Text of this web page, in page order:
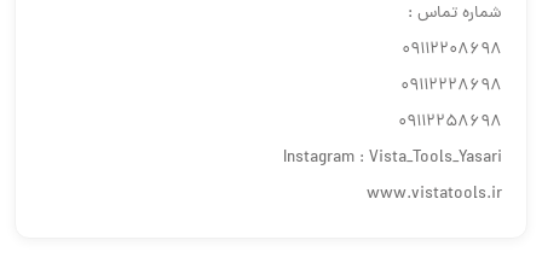
شماره تماس :
٠٩١١٢٢٠٨٦٩٨
٠٩١١٢٢٢٨٦٩٨
٠٩١١٢٢٥٨٦٩٨
Instagram : Vista_Tools_Yasari
www.vistatools.ir